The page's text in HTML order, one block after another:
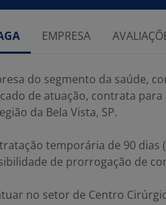
EMPRESA
do segmento da saúde,
de atuação, contrata
da Bela Vista, SP.
temporária de 90
de prorrogação de
no setor de Centro